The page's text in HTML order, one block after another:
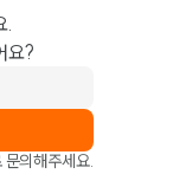
.
요?
문의해주세요.